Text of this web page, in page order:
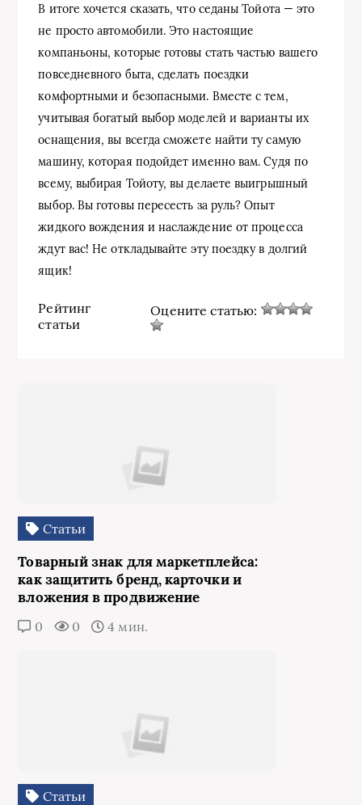
В итоге хочется сказать, что седаны Тойота — это
не просто автомобили. Это настоящие
компаньоны, которые готовы стать частью вашего
повседневного быта, сделать поездки
комфортными и безопасными. Вместе с тем,
учитывая богатый выбор моделей и варианты их
оснащения, вы всегда сможете найти ту самую
машину, которая подойдет именно вам. Судя по
всему, выбирая Тойоту, вы делаете выигрышный
выбор. Вы готовы пересесть за руль? Опыт
жидкого вождения и наслаждение от процесса
ждут вас! Не откладывайте эту поездку в долгий
ящик!
Рейтинг
статьи
Оцените статью:
Статьи
Товарный знак для маркетплейса:
как защитить бренд, карточки и
вложения в продвижение
0 0 4 мин.
Статьи